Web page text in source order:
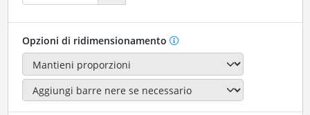
Opzioni di ridimensionamento